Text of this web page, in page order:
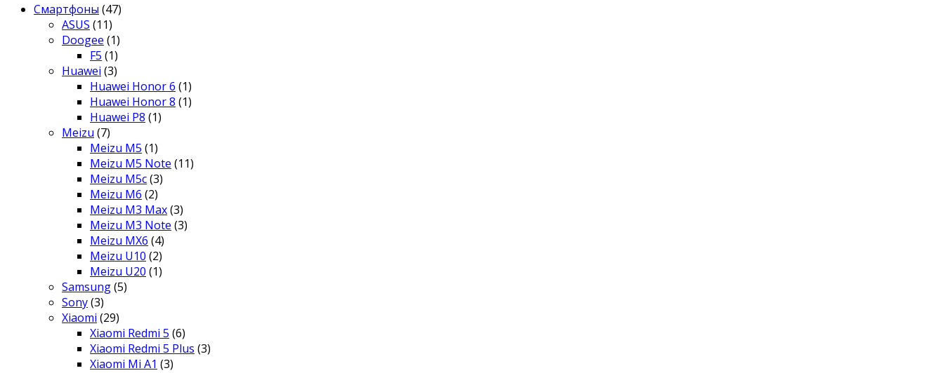
Смартфоны (47)
ASUS (11)
Doogee (1)
F5 (1)
Huawei (3)
Huawei Honor 6 (1)
Huawei Honor 8 (1)
Huawei P8 (1)
Meizu (7)
Meizu M5 (1)
Meizu M5 Note (11)
Meizu M5c(3)
Meizu M6 (2)
Meizu M3 Max(3)
Meizu M3 Note (3)
Meizu MX6 (4)
Meizu U10 (2)
Meizu U20 (1)
Samsung(5)
Sony(3)
Xiaomi (29)
Xiaomi Redmi 5 (6)
Xiaomi Redmi 5 Plus (3)
Xiaomi Mi A1 (3)